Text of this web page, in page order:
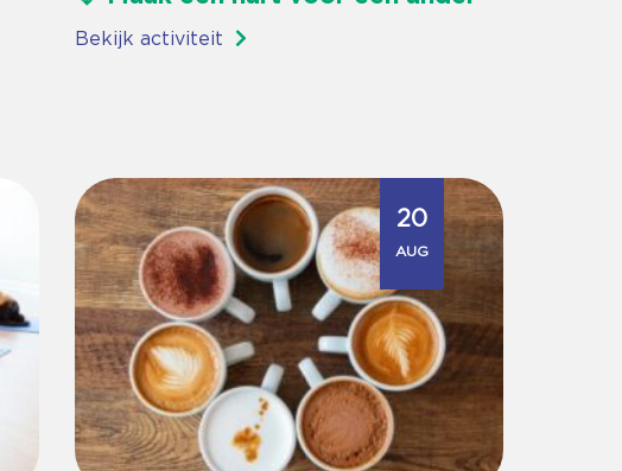
Bekijk activiteit
20
AUG